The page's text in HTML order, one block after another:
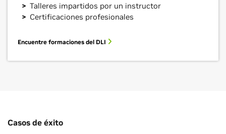
Talleres impartidos por un instructor
Certificaciones profesionales
Encuentre formaciones del DLI
Casos de éxito